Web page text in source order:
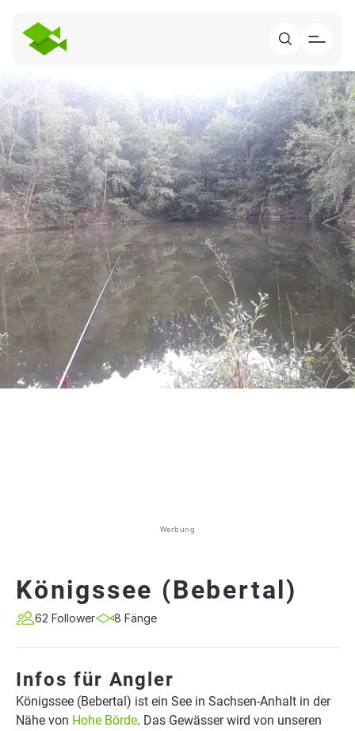
Werbung
Königssee (Bebertal)
62 Follower 8 Fänge
Infos für Angler
Königssee (Bebertal) ist ein See in Sachsen-Anhalt in der
Nähe von Hohe Börde. Das Gewässer wird von unseren